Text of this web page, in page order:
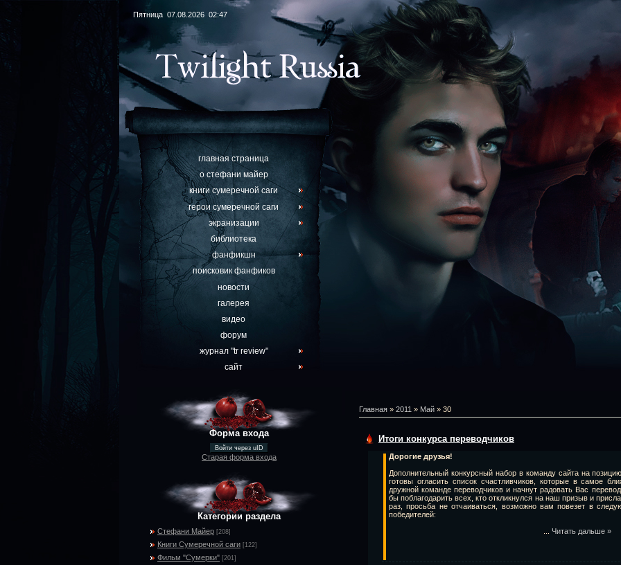
Пятница 07.08.2026 02:47
главная страница
о стефани майер
книги сумеречной саги
герои сумеречной саги
экранизации
библиотека
фанфикшн
поисковик фанфиков
новости
галерея
видео
форум
журнал "tr review"
сайт
Форма входа
Войти через uID
Старая форма входа
Категории раздела
Стефани Майер [208]
Книги Сумеречной саги [122]
Фильм "Сумерки" [201]
Главная » 2011 » Май » 30
Итоги конкурса переводчиков
Дорогие друзья!
Дополнительный конкурсный набор в команду сайта на
готовы огласить список счастливчиков, которые в самое
дружной команде переводчиков и начнут радовать Вас
бы поблагодарить всех, кто откликнулся на наш призыв и
раз, просьба не отчаиваться, возможно вам повезет в
победителей:
Читать дальше »